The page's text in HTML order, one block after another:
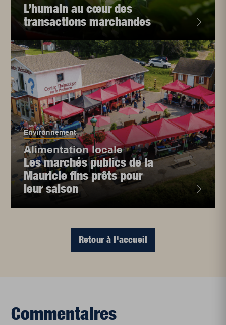
L’humain au cœur des
transactions marchandes
Environnement
Alimentation locale
Les marchés publics de la
Mauricie fins prêts pour
leur saison
Retour à l'accueil
Commentaires